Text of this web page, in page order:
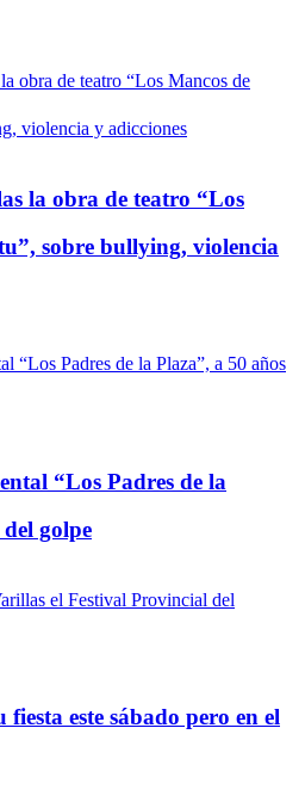
la obra de teatro “Los
sobre bullying, violencia
“Los Padres de la
golpe
este sábado pero en el